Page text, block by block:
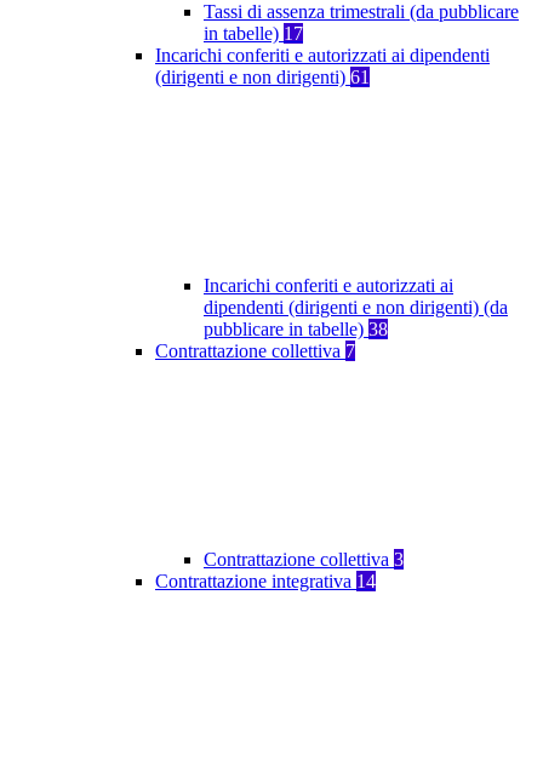
Tassi di assenza trimestrali (da pubblicare
in tabelle) 17
Incarichi conferiti e autorizzati ai dipendenti
(dirigenti e non dirigenti) 61
Incarichi conferiti e autorizzati ai
dipendenti (dirigenti e non dirigenti) (da
pubblicare in tabelle) 38
Contrattazione collettiva 7
Contrattazione collettiva 3
Contrattazione integrativa 14